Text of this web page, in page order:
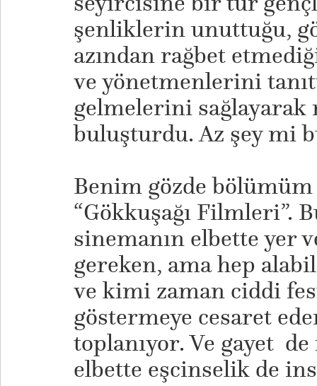
şenliklerin unuttuğu,
azından rağbet
ve yönetmenlerini
gelmelerini sağlayarak
buluşturdu. Az şey mi
Benim gözde bölümüm
“Gökkuşağı Filmleri”.
sinemanın elbette yer
gereken, ama hep
ve kimi zaman ciddi
göstermeye cesaret
toplanıyor. Ve gayet
elbette eşcinselik de